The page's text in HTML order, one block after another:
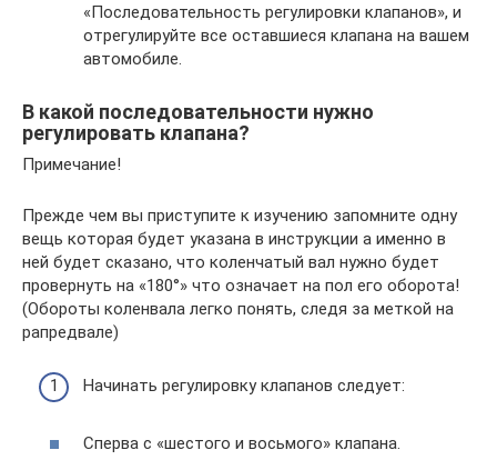
«Последовательность регулировки клапанов», и
отрегулируйте все оставшиеся клапана на вашем
автомобиле.
В какой последовательности нужно
регулировать клапана?
Примечание!
Прежде чем вы приступите к изучению запомните одну
вещь которая будет указана в инструкции а именно в
ней будет сказано, что коленчатый вал нужно будет
провернуть на «180°» что означает на пол его оборота!
(Обороты коленвала легко понять, следя за меткой на
рапредвале)
Начинать регулировку клапанов следует:
Сперва с «шестого и восьмого» клапана.